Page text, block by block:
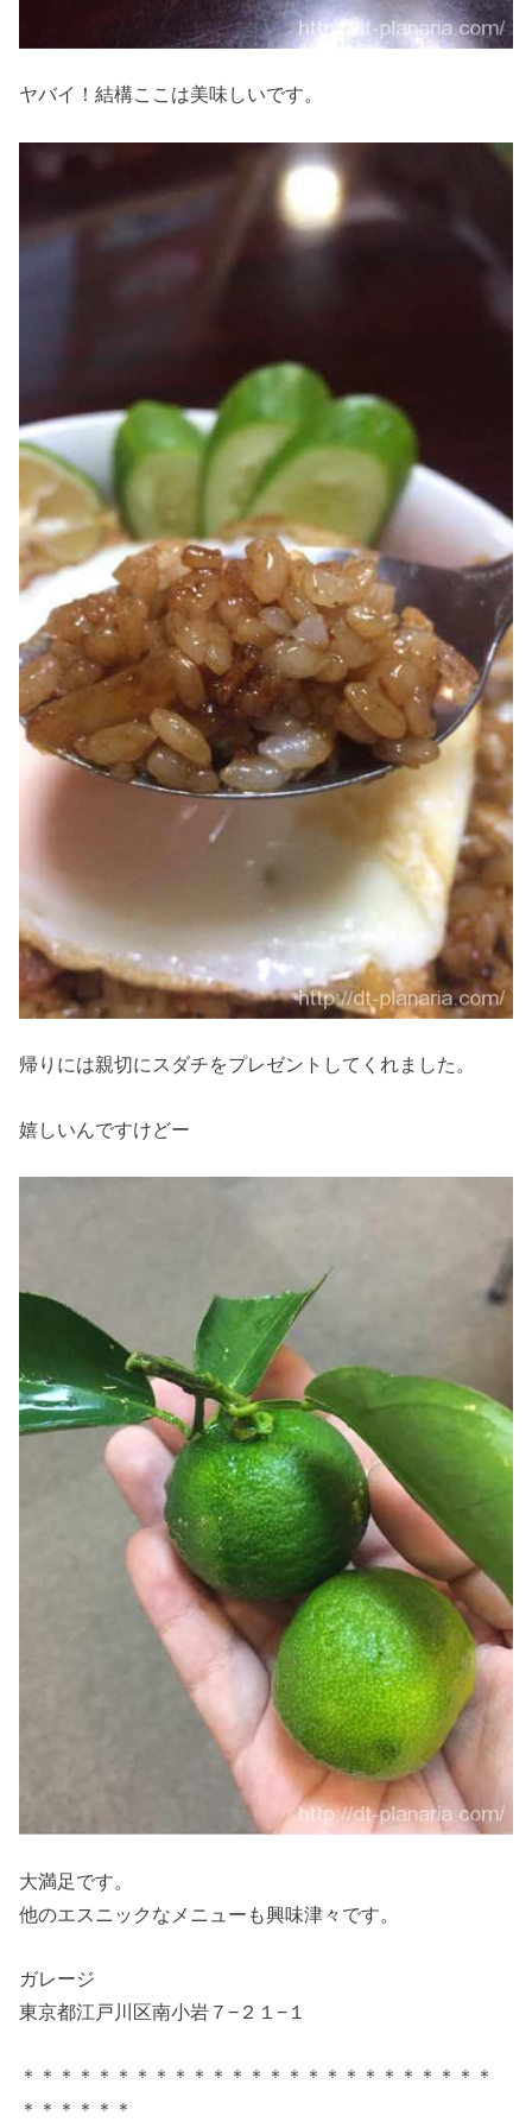
ヤバイ！結構ここは美味しいです。
帰りには親切にスダチをプレゼントしてくれました。
嬉しいんですけどー
大満足です。
他のエスニックなメニューも興味津々です。
ガレージ
東京都江戸川区南小岩７−２１−１
＊＊＊＊＊＊＊＊＊＊＊＊＊＊＊＊＊＊＊＊＊＊＊＊＊
＊＊＊＊＊＊